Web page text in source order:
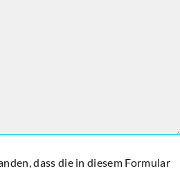
dass die in diesem Formular